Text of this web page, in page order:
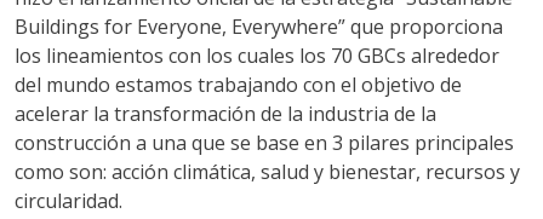
Buildings for Everyone, Everywhere” que proporciona
los lineamientos con los cuales los 70 GBCs alrededor
del mundo estamos trabajando con el objetivo de
acelerar la transformación de la industria de la
construcción a una que se base en 3 pilares principales
como son: acción climática, salud y bienestar, recursos y
circularidad.